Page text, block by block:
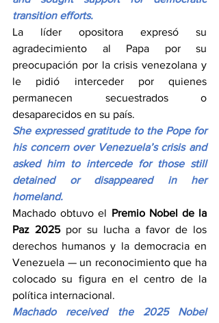
transition efforts.
La líder opositora expresó su
agradecimiento al Papa por su
preocupación por la crisis venezolana y
le pidió interceder por quienes
permanecen secuestrados o
desaparecidos en su país.
She expressed gratitude to the Pope for
his concern over Venezuela’s crisis and
asked him to intercede for those still
detained or disappeared in her
homeland.
Machado obtuvo el Premio Nobel de la
Paz 2025 por su lucha a favor de los
derechos humanos y la democracia en
Venezuela — un reconocimiento que ha
colocado su figura en el centro de la
política internacional.
Machado received the 2025 Nobel